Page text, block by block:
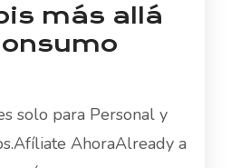
más allá
solo para Personal y
AhoraAlready a